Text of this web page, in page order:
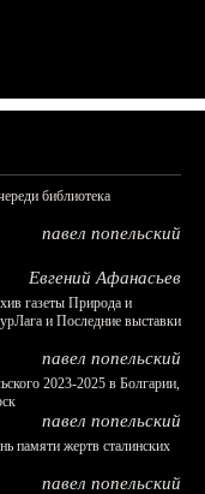
библиотека
павел попельский
Евгений Афанасьев
газеты Природа и
и Последние выставки
павел попельский
2023-2025 в Болгарии,
павел попельский
памяти жертв сталинских
павел попельский